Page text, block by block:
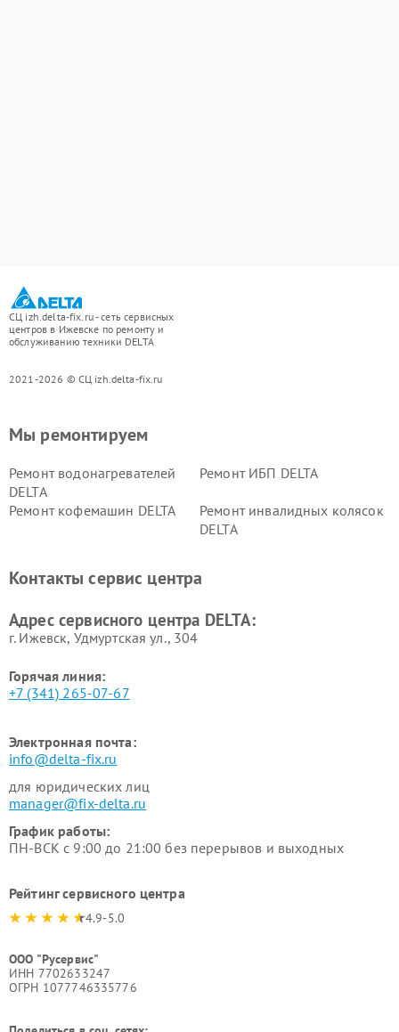
СЦ izh.delta-fix.ru - сеть сервисных
центров в Ижевске по ремонту и
обслуживанию техники DELTA
2021-2026 © СЦ izh.delta-fix.ru
Мы ремонтируем
Ремонт водонагревателей
DELTA
Ремонт ИБП DELTA
Ремонт кофемашин DELTA
Ремонт инвалидных колясок
DELTA
Контакты сервис центра
Адрес сервисного центра DELTA:
г. Ижевск, Удмуртская ул., 304
Горячая линия:
+7 (341) 265-07-67
Электронная почта:
info@delta-fix.ru
для юридических лиц
manager@fix-delta.ru
График работы:
ПН-ВСК с 9:00 до 21:00 без перерывов и выходных
Рейтинг сервисного центра
4.9-5.0
ООО "Русервис"
ИНН 7702633247
ОГРН 1077746335776